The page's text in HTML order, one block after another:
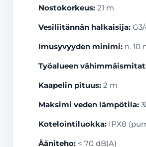
Nostokorkeus: 21 m
Vesiliitännän halkaisija:
Imusyvyyden minimi: n. 10
Työalueen
Kaapelin pituus: 2 m
Maksimi veden lämpötila:
Kotelointiluokka: IPX8
Ääniteho: < 70 dB(A)